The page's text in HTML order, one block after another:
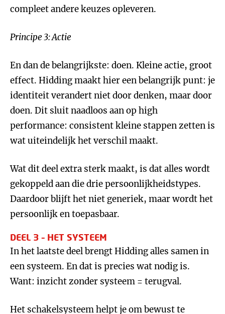
compleet andere keuzes opleveren.
Principe 3: Actie
En dan de belangrijkste: doen. Kleine actie, groot
effect. Hidding maakt hier een belangrijk punt: je
identiteit verandert niet door denken, maar door
doen. Dit sluit naadloos aan op high
performance: consistent kleine stappen zetten is
wat uiteindelijk het verschil maakt.
Wat dit deel extra sterk maakt, is dat alles wordt
gekoppeld aan die drie persoonlijkheidstypes.
Daardoor blijft het niet generiek, maar wordt het
persoonlijk en toepasbaar.
DEEL 3 – HET SYSTEEM
In het laatste deel brengt Hidding alles samen in
een systeem. En dat is precies wat nodig is.
Want: inzicht zonder systeem = terugval.
Het schakelsysteem helpt je om bewust te